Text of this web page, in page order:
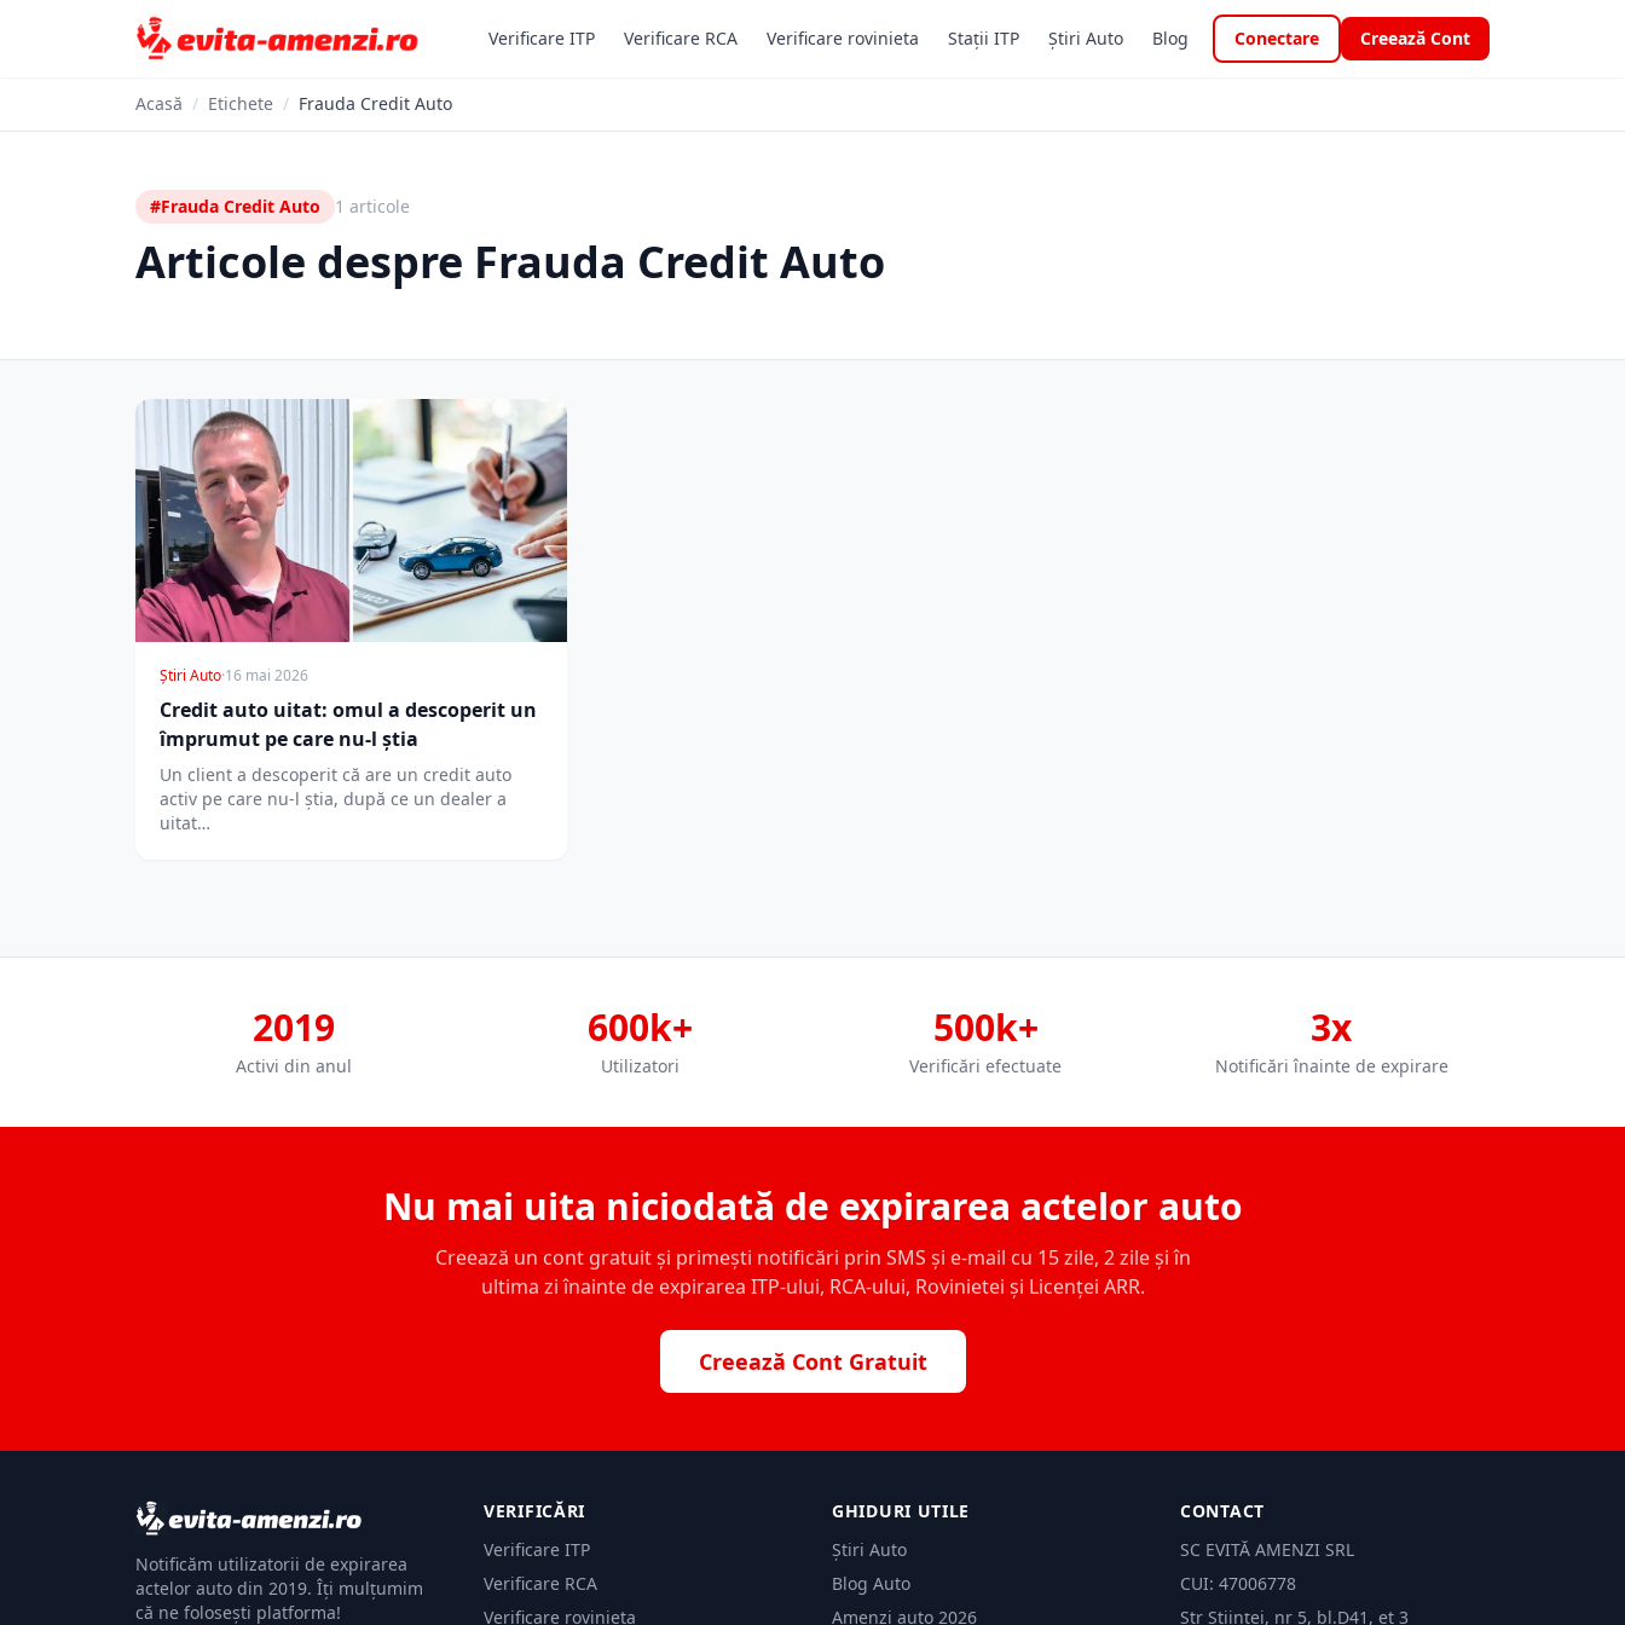
Verificare ITP Verificare RCA Verificare rovinieta Stații ITP Știri Auto Blog Conectare Creează Cont
Acasă / Etichete / Frauda Credit Auto
#Frauda Credit Auto 1 articole
Articole despre Frauda Credit Auto
Știri Auto·16 mai 2026
Credit auto uitat: omul a descoperit un
împrumut pe care nu-l știa
Un client a descoperit că are un credit auto
activ pe care nu-l știa, după ce un dealer a
uitat…
2019
Activi din anul
600k+
Utilizatori
500k+
Verificări efectuate
3x
Notificări înainte de expirare
Nu mai uita niciodată de expirarea actelor auto
Creează un cont gratuit și primești notificări prin SMS și e-mail cu 15 zile, 2 zile și în
ultima zi înainte de expirarea ITP-ului, RCA-ului, Rovinietei și Licenței ARR.
Creează Cont Gratuit
Notificăm utilizatorii de expirarea
actelor auto din 2019. Îți mulțumim
că ne folosești platforma!
VERIFICĂRI
Verificare ITP
Verificare RCA
Verificare rovinieta
GHIDURI UTILE
Știri Auto
Blog Auto
Amenzi auto 2026
CONTACT
SC EVITĂ AMENZI SRL
CUI: 47006778
Str Științei, nr 5, bl.D41, et 3